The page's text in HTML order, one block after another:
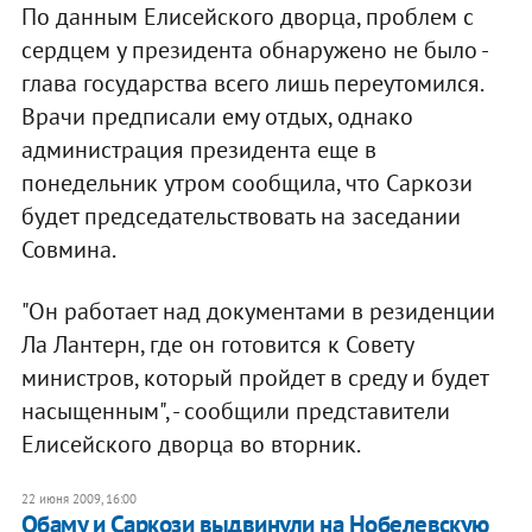
По данным Елисейского дворца, проблем с
сердцем у президента обнаружено не было -
глава государства всего лишь переутомился.
Врачи предписали ему отдых, однако
администрация президента еще в
понедельник утром сообщила, что Саркози
будет председательствовать на заседании
Совмина.
"Он работает над документами в резиденции
Ла Лантерн, где он готовится к Совету
министров, который пройдет в среду и будет
насыщенным", - сообщили представители
Елисейского дворца во вторник.
22 июня 2009, 16:00
Обаму и Саркози выдвинули на Нобелевскую